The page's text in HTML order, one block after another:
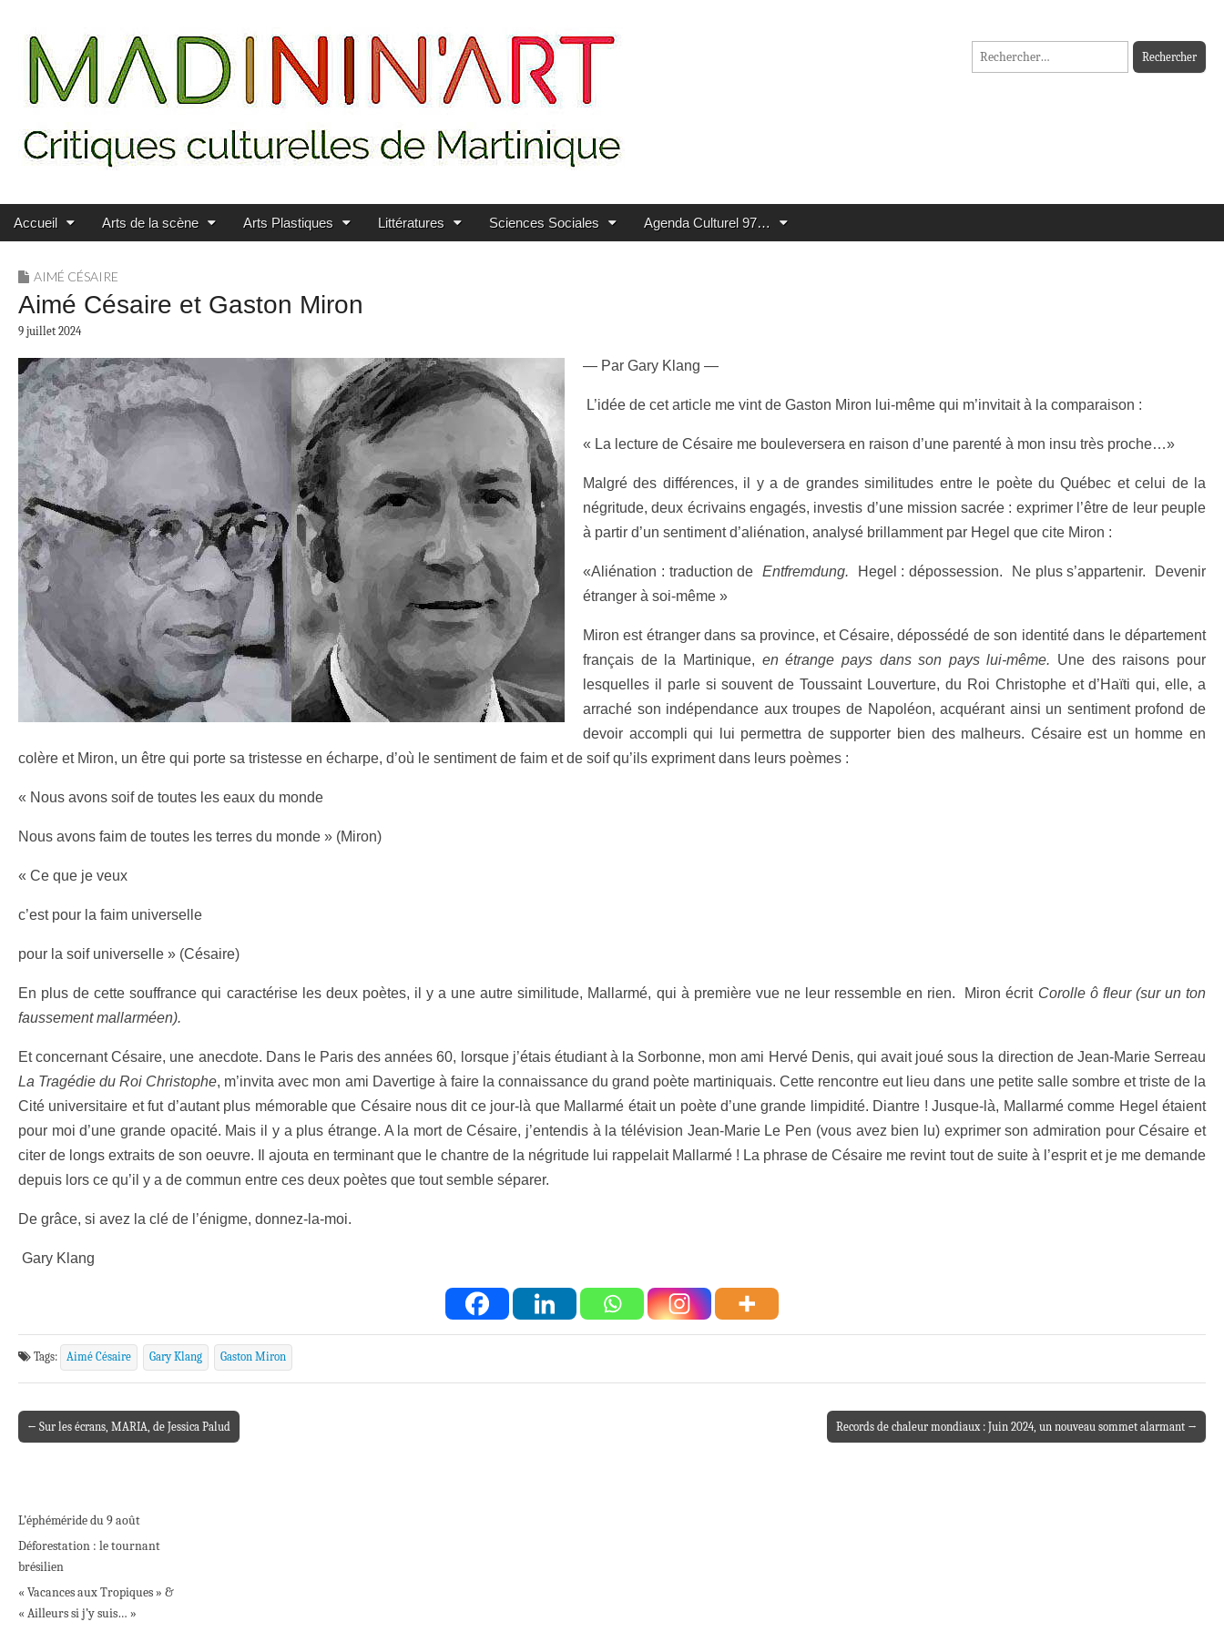
MADININ'ART
Rechercher :
Main menu
Skip to content
Accueil Arts de la scène Arts Plastiques Littératures Sciences Sociales Agenda Culturel 97…
AIMÉ CÉSAIRE
Aimé Césaire et Gaston Miron
9 juillet 2024
— Par Gary Klang —
L’idée de cet article me vint de Gaston Miron lui-même qui m’invitait à la comparaison :
« La lecture de Césaire me bouleversera en raison d’une parenté à mon insu très proche…»
Malgré des différences, il y a de grandes similitudes entre le poète du Québec et celui de la
négritude, deux écrivains engagés, investis d’une mission sacrée : exprimer l’être de leur peuple
à partir d’un sentiment d’aliénation, analysé brillamment par Hegel que cite Miron :
«Aliénation : traduction de Entfremdung.
Hegel : dépossession. Ne plus s’appartenir. Devenir
étranger à soi-même »
Miron est étranger dans sa province, et Césaire, dépossédé de son identité dans le département
français de la Martinique, en étrange pays dans son pays lui-même. Une des raisons pour
lesquelles il parle si souvent de Toussaint Louverture, du Roi Christophe et d’Haïti qui, elle, a
arraché son indépendance aux troupes de Napoléon, acquérant ainsi un sentiment profond de
devoir accompli qui lui permettra de supporter bien des malheurs. Césaire est un homme en
colère et Miron, un être qui porte sa tristesse en écharpe, d’où le sentiment de faim et de soif qu’ils expriment dans leurs poèmes :
« Nous avons soif de toutes les eaux du monde
Nous avons faim de toutes les terres du monde » (Miron)
« Ce que je veux
c’est pour la faim universelle
pour la soif universelle » (Césaire)
En plus de cette souffrance qui caractérise les deux poètes, il y a une autre similitude, Mallarmé, qui à première vue ne leur ressemble en rien. Miron écrit Corolle ô fleur (sur un ton
faussement mallarméen).
Et concernant Césaire, une anecdote. Dans le Paris des années 60, lorsque j’étais étudiant à la Sorbonne, mon ami Hervé Denis, qui avait joué sous la direction de Jean-Marie Serreau
La Tragédie du Roi Christophe, m’invita avec mon ami Davertige à faire la connaissance du grand poète martiniquais. Cette rencontre eut lieu dans une petite salle sombre et triste de la
Cité universitaire et fut d’autant plus mémorable que Césaire nous dit ce jour-là que Mallarmé était un poète d’une grande limpidité. Diantre ! Jusque-là, Mallarmé comme Hegel étaient
pour moi d’une grande opacité. Mais il y a plus étrange. A la mort de Césaire, j’entendis à la télévision Jean-Marie Le Pen (vous avez bien lu) exprimer son admiration pour Césaire et
citer de longs extraits de son oeuvre. Il ajouta en terminant que le chantre de la négritude lui rappelait Mallarmé ! La phrase de Césaire me revint tout de suite à l’esprit et je me demande
depuis lors ce qu’il y a de commun entre ces deux poètes que tout semble séparer.
De grâce, si avez la clé de l’énigme, donnez-la-moi.
Gary Klang
Tags: Aimé Césaire Gary Klang Gaston Miron
Post navigation
← Sur les écrans, MARIA, de Jessica Palud Records de chaleur mondiaux : Juin 2024, un nouveau sommet alarmant →
L’éphéméride du 9 août
Déforestation : le tournant
brésilien
« Vacances aux Tropiques » &
« Ailleurs si j’y suis… »